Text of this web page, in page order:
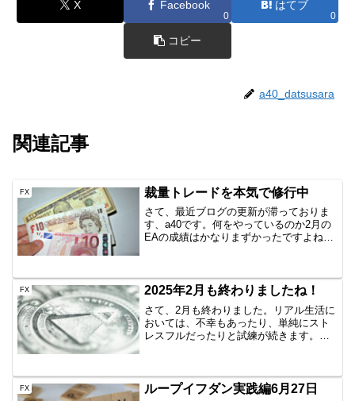
X Facebook
0
はてブ
0
コピー
a40_datsusara
関連記事
FX 裁量トレードを本気で修行中
さて、最近ブログの更新が滞っておりま
す、a40です。何をやっているのか2月の
EAの成績はかなりまずかったですよね。
ラできるのだろ...
FX 2025年2月も終わりましたね！
さて、2月も終わりました。リアル生活に
おいては、不幸もあったり、単純にスト
レスフルだったりと試練が続きます。グ
収済ではあったのですが...
FX ループイフダン実践編6月27日